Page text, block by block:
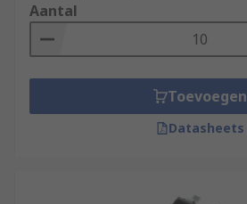
Aantal
Toevoegen
Datasheets